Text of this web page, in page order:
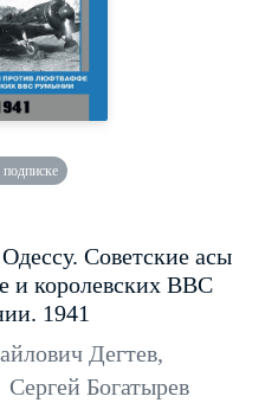
Советские асы
и королевских ВВС
1941
Дегтев,
Сергей Богатырев